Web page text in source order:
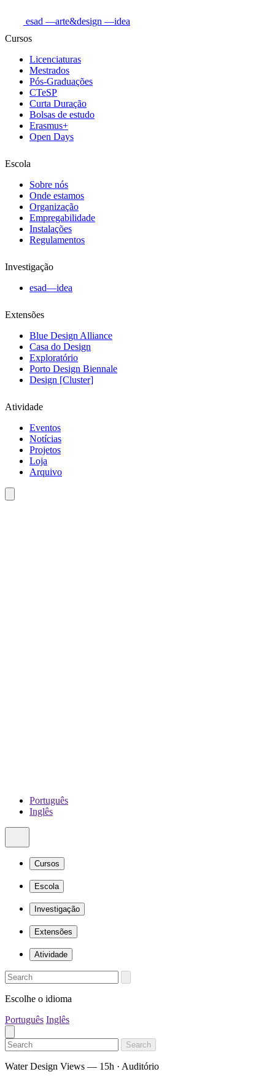
esad —arte&design —idea
Cursos
Licenciaturas
Mestrados
Pós-Graduações
CTeSP
Curta Duração
Bolsas de estudo
Erasmus+
Open Days
Escola
Sobre nós
Onde estamos
Organização
Empregabilidade
Instalações
Regulamentos
Investigação
esad—idea
Extensões
Blue Design Alliance
Casa do Design
Exploratório
Porto Design Biennale
Design [Cluster]
Atividade
Eventos
Notícias
Projetos
Loja
Arquivo
Português
Inglês
Cursos
Escola
Investigação
Extensões
Atividade
Escolhe o idioma
Português Inglês
Search
Water Design Views — 15h · Auditório